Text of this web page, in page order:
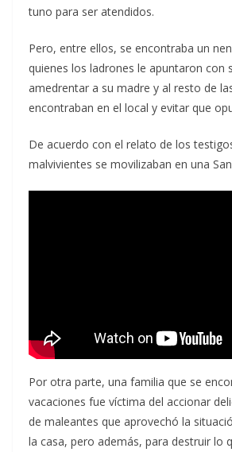
tuno para ser atendidos.
Pero, entre ellos, se encontraba un
quienes los ladrones le apuntaron con
amedrentar a su madre y al resto de
encontraban en el local y evitar que
De acuerdo con el relato de los
malvivientes se movilizaban en una
Por otra parte, una familia que se
vacaciones fue víctima del accionar
de maleantes que aprovechó la
la casa, pero además, para destruir lo